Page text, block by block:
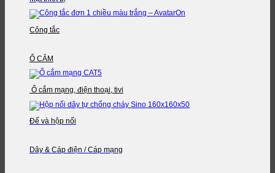
Công tắc
Ổ CẮM
Ổ cắm mạng, điện thoại, tivi
Đế và hộp nối
Dây & Cáp điện / Cáp mạng